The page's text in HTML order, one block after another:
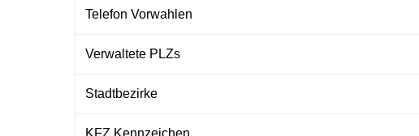
Telefon Vorwahlen
Verwaltete PLZs
Stadtbezirke
KFZ Kennzeichen